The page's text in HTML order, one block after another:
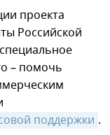
проекта
Российской
– помочь
поддержки .